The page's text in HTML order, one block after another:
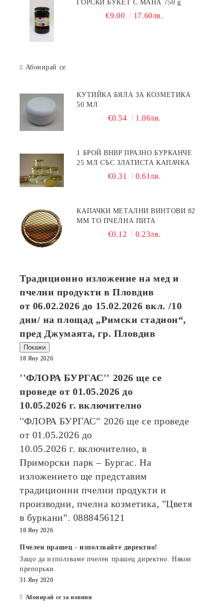
ГОРСКИ БУКЕТ С МАНА 750 g
€9.00 17.60лв.
Абонирай се
КУТИЙКА БЯЛА ЗА КОЗМЕТИКА
50 МЛ
€0.54 1.06лв.
1 БРОЙ BHBP ПРАЗНО БУРКАНЧЕ
25 МЛ СЪС ЗЛАТИСТА КАПАЧКА
€0.31 0.61лв.
КАПАЧКИ МЕТАЛНИ ВИНТОВИ 82
ММ ТО ПЧЕЛНА ПИТА
€0.12 0.23лв.
Традиционно изложение на мед и
пчелни продукти в Пловдив
от 06.02.2026 до 15.02.2026 вкл. /10
дни/ на площад „Римски стадион“,
пред Джумаята, гр. Пловдив
Покажи
18 Яну 2026
''ФЛОРА БУРГАС'' 2026ще се
проведе от01.05.2026 до
10.05.2026 г. включително
''ФЛОРА БУРГАС'' 2026ще се проведе
от 01.05.2026 до
10.05.2026 г. включително, в
Приморски парк – Бургас. На
изложението ще представим
традиционни пчелни продукти и
производни, пчелна козметика, "Цветя
в буркани". 0888456121
18 Яну 2026
Пчелен прашец - използвайте директно!
Защо да използваме пчелен прашец директно. Някои
препоръки.
31 Яну 2020
Абонирай се за новини